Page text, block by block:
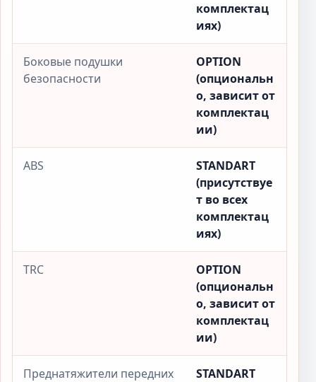
комплектац
иях)
Боковые подушки
безопасности
OPTION
(опциональн
о, зависит от
комплектац
ии)
ABS
STANDART
(присутствуе
т во всех
комплектац
иях)
TRC
OPTION
(опциональн
о, зависит от
комплектац
ии)
Преднатяжители передних
STANDART